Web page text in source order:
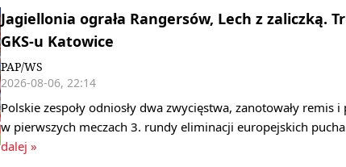
Jagiellonia ograła Rangersów, Lech z zaliczką.
GKS-u Katowice
PAP/WS
2026-08-06, 22:14
Polskie zespoły odniosły dwa zwycięstwa, zanotowały remis
w pierwszych meczach 3. rundy eliminacji europejskich
dalej »